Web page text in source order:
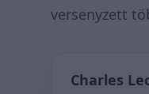
versenyzett
Charles